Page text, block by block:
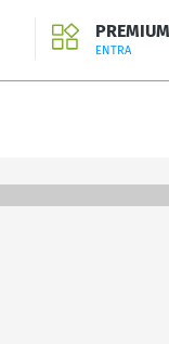
PREMIUM
ENTRA